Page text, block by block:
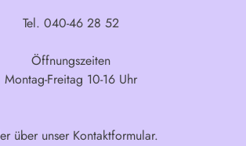
Tel. 040-46 28 52
Öffnungszeiten
Montag-Freitag 10-16 Uhr
über unser Kontaktformular.